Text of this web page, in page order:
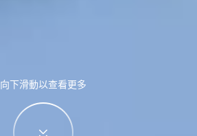
向下滑動以查看更多